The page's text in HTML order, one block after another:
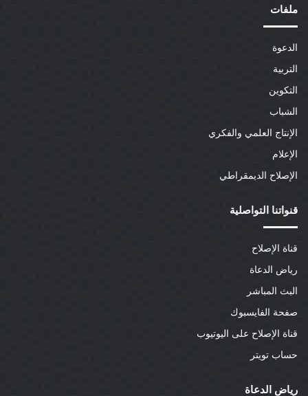
ملفات
الدعوة
التربية
التكوين
الشباب
الإنتاج العلمي والفكري
الإعلام
الإصلاح الديمقراطي
قنواتنا التواصلية
قناة الإصلاح
رياض الدعاة
البث المباشر
صفحة الفايسبوك
قناة الإصلاح على اليوتيوب
حساب تويتر
رياض الدعاة